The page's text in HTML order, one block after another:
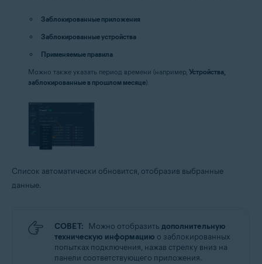
Заблокированные приложения
Заблокированные устройства
Применяемые правила
Можно также указать период времени (например, Устройства,
заблокированные в прошлом месяце).
Список автоматически обновится, отобразив выбранные
данные.
СОВЕТ: Можно отобразить дополнительную
техническую информацию о заблокированных
попытках подключения, нажав стрелку вниз на
панели соответствующего приложения.